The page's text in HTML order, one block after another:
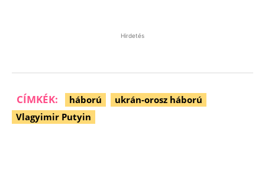
Hirdetés
CÍMKÉK: háború
ukrán-orosz háború
Vlagyimir Putyin